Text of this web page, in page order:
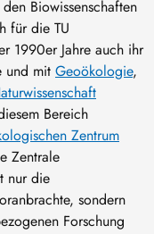
Biowissenschaften
für die TU
1990er Jahre auch ihr
und mit Geoökologie,
Bereich
Zentrum
Zentrale
nur die
sondern
Forschung